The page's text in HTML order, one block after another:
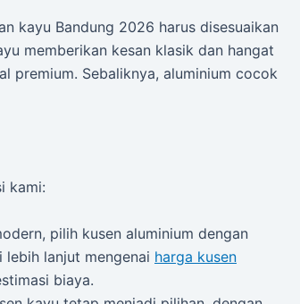
kayu Bandung 2026 harus disesuaikan
memberikan kesan klasik dan hangat
premium. Sebaliknya, aluminium cocok
kami:
pilih kusen aluminium dengan
lanjut mengenai harga kusen
biaya.